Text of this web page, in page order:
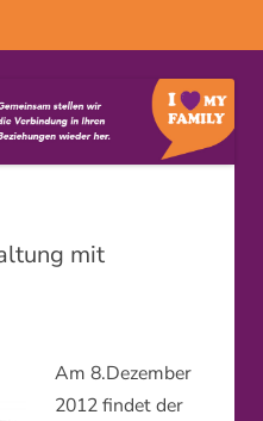
mit
Am 8.Dezember
2012 findet der